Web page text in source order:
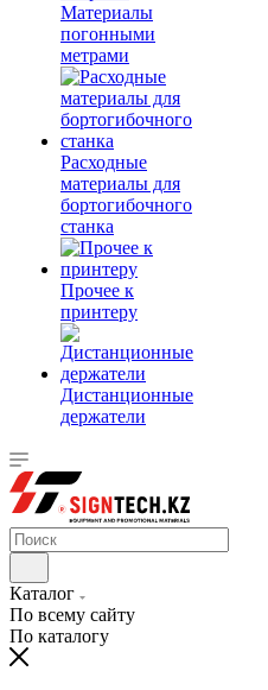
Материалы
погонными
метрами
Расходные
материалы для
бортогибочного
станка
Прочее к
принтеру
Дистанционные
держатели
Каталог
По всему сайту
По каталогу